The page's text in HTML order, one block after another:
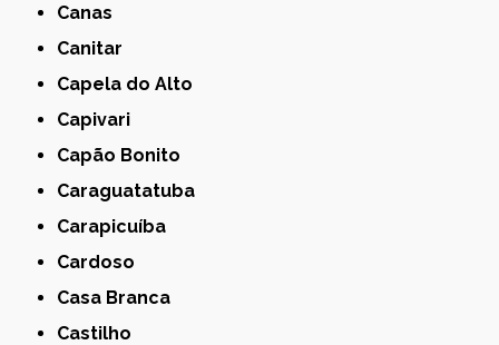
Canas
Canitar
Capela do Alto
Capivari
Capão Bonito
Caraguatatuba
Carapicuíba
Cardoso
Casa Branca
Castilho